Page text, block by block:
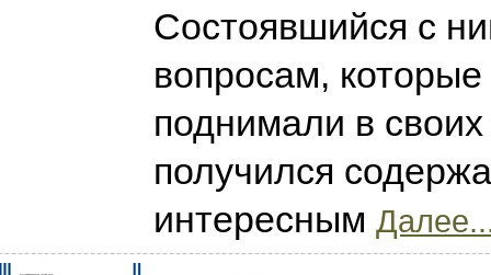
Состоявшийся с
вопросам,
поднимали в
получился
интересным